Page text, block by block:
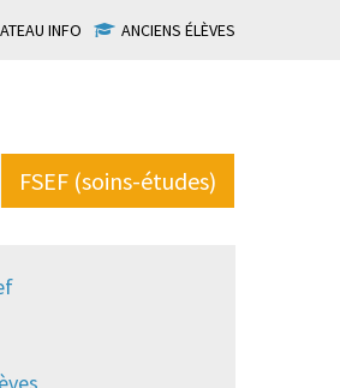
INFO ANCIENS ÉLÈVES
FSEF (soins-études)